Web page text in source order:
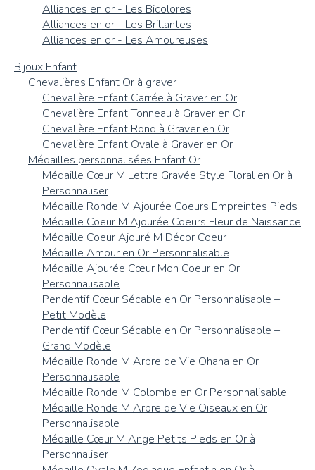
Alliances en or - Les Bicolores
Alliances en or - Les Brillantes
Alliances en or - Les Amoureuses
Bijoux Enfant
Chevalières Enfant Or à graver
Chevalière Enfant Carrée à Graver en Or
Chevalière Enfant Tonneau à Graver en Or
Chevalière Enfant Rond à Graver en Or
Chevalière Enfant Ovale à Graver en Or
Médailles personnalisées Enfant Or
Médaille Cœur M Lettre Gravée Style Floral en Or à
Personnaliser
Médaille Ronde M Ajourée Coeurs Empreintes Pieds
Médaille Coeur M Ajourée Coeurs Fleur de Naissance
Médaille Coeur Ajouré M Décor Coeur
Médaille Amour en Or Personnalisable
Médaille Ajourée Cœur Mon Coeur en Or
Personnalisable
Pendentif Cœur Sécable en Or Personnalisable –
Petit Modèle
Pendentif Cœur Sécable en Or Personnalisable –
Grand Modèle
Médaille Ronde M Arbre de Vie Ohana en Or
Personnalisable
Médaille Ronde M Colombe en Or Personnalisable
Médaille Ronde M Arbre de Vie Oiseaux en Or
Personnalisable
Médaille Cœur M Ange Petits Pieds en Or à
Personnaliser